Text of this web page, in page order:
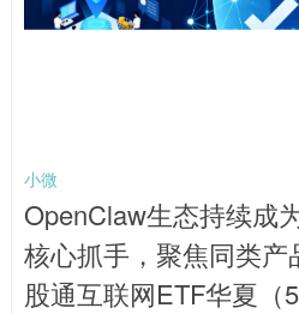
小微
OpenClaw生态持续成
核心抓手，聚焦同类
股通互联网ETF华夏（